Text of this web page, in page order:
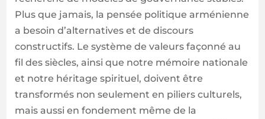
Plus que jamais, la pensée politique arménienne
a besoin d’alternatives et de discours
constructifs. Le système de valeurs façonné au
fil des siècles, ainsi que notre mémoire nationale
et notre héritage spirituel, doivent être
transformés non seulement en piliers culturels,
mais aussi en fondement même de la